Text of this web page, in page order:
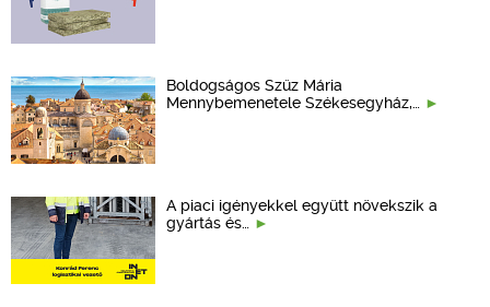
Boldogságos Szűz Mária
Mennybemenetele Székesegyház,…
A piaci igényekkel együtt növekszik a
gyártás és…